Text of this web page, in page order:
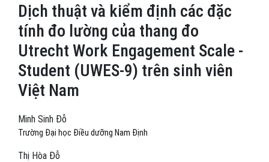
Dịch thuật và kiểm định các đặc
tính đo lường của thang đo
Utrecht Work Engagement Scale -
Student (UWES-9) trên sinh viên
Việt Nam
Minh Sinh Đỗ
Trường Đại học Điều dưỡng Nam Định
Thị Hòa Đỗ